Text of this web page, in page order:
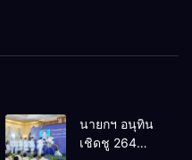
นายกฯ อนุทิน
เชิดชู 264